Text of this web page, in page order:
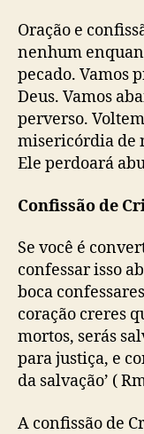
Oração e
nenhum
pecado. Vamos
Deus. Vamos
perverso.
misericórdia de
Ele perdoará
Confissão de
Se você é
confessar isso
boca
coração creres
mortos, serás
para justiça, e
da salvação’ (
A confissão de